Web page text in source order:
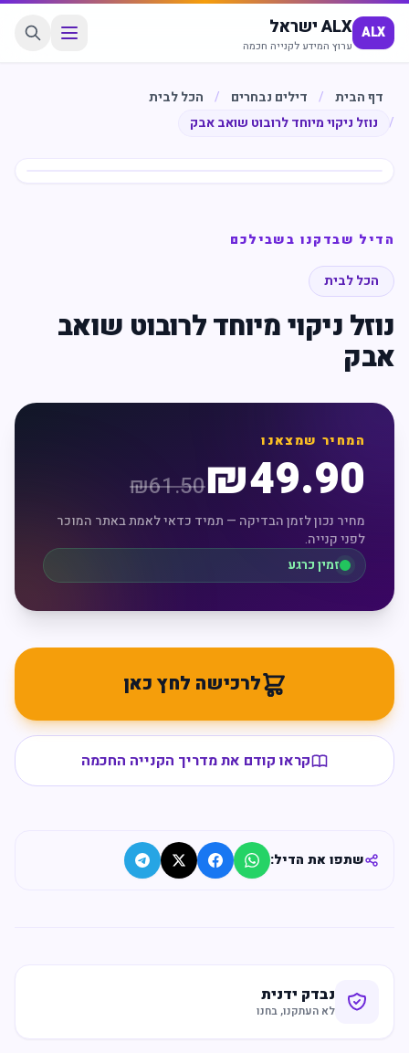
ALX ALX ישראל
ערוץ המידע לקנייה חכמה
דף הבית / דילים נבחרים /
הכל לבית
/
נוזל ניקוי מיוחד לרובוט שואב אבק
הדיל שבדקנו בשבילכם
הכל לבית
נוזל ניקוי מיוחד לרובוט שואב
אבק
המחיר שמצאנו
₪49.90
₪61.50
מחיר נכון לזמן הבדיקה — תמיד כדאי לאמת באתר המוכר
לפני קנייה.
זמין כרגע
לרכישה לחץ כאן
קראו קודם את מדריך הקנייה החכמה
שתפו את הדיל:
נבדק ידנית
לא העתקנו, בחנו